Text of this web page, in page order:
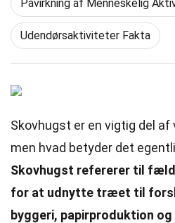
Påvirkning af Menneskelig
Udendørsaktiviteter Fakta
Skovhugst er en vigtig del af
men hvad betyder det
Skovhugst refererer til
for at udnytte træet til
byggeri, papirproduktion